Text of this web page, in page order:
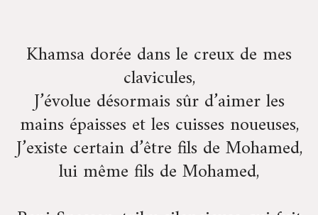
Khamsa dorée dans le creux de mes
clavicules,
J’évolue désormais sûr d’aimer les
mains épaisses et les cuisses noueuses,
J’existe certain d’être fils de Mohamed,
lui même fils de Mohamed,